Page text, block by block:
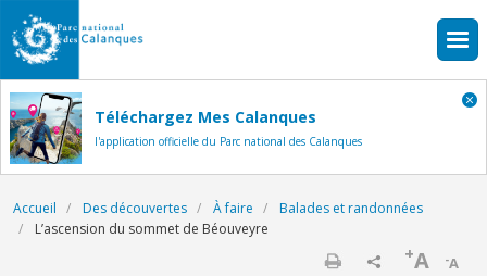
Aller au contenu principal
Téléchargez Mes Calanques
l'application officielle du Parc national des Calanques
Fil d'Ariane
Accueil Des découvertes À faire
Balades et randonnées
L’ascension du sommet de Béouveyre
-A
+A